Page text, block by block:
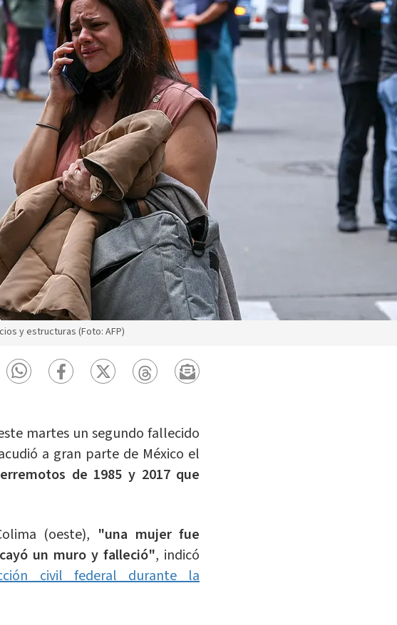
y estructuras (Foto: AFP)
martes un segundo fallecido
a gran parte de México el
de 1985 y 2017 que
(oeste), "una mujer fue
un muro y falleció", indicó
civil federal durante la